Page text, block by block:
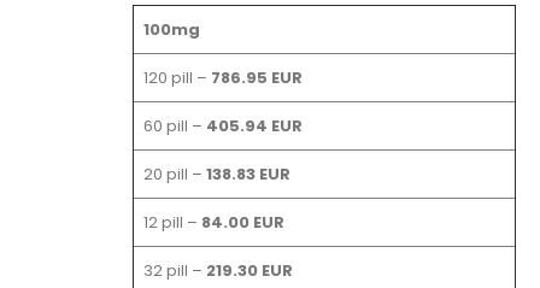
100mg
120 pill – 786.95 EUR
60 pill – 405.94 EUR
20 pill – 138.83 EUR
12 pill – 84.00 EUR
32 pill – 219.30 EUR